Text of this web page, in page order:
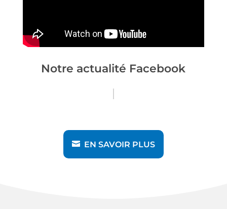
Notre actualité Facebook
EN SAVOIR PLUS